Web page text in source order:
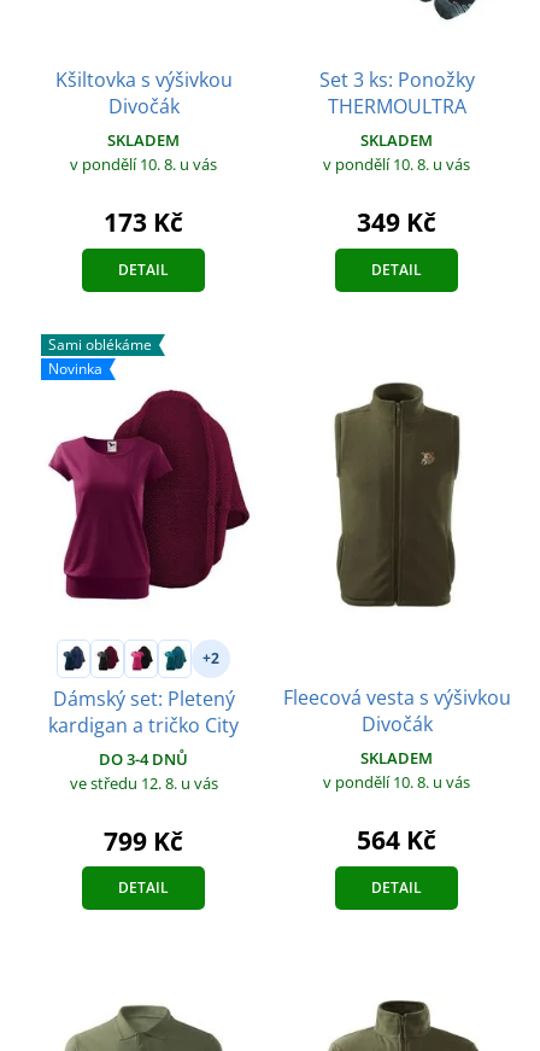
Kšiltovka s výšivkou
Divočák
SKLADEM
v pondělí 10. 8. u vás
173 Kč
DETAIL
Set 3 ks: Ponožky
THERMOULTRA
SKLADEM
v pondělí 10. 8. u vás
349 Kč
DETAIL
Sami oblékáme
Novinka
+2
Dámský set: Pletený
kardigan a tričko City
DO 3-4 DNŮ
ve středu 12. 8. u vás
799 Kč
DETAIL
Fleecová vesta s výšivkou
Divočák
SKLADEM
v pondělí 10. 8. u vás
564 Kč
DETAIL